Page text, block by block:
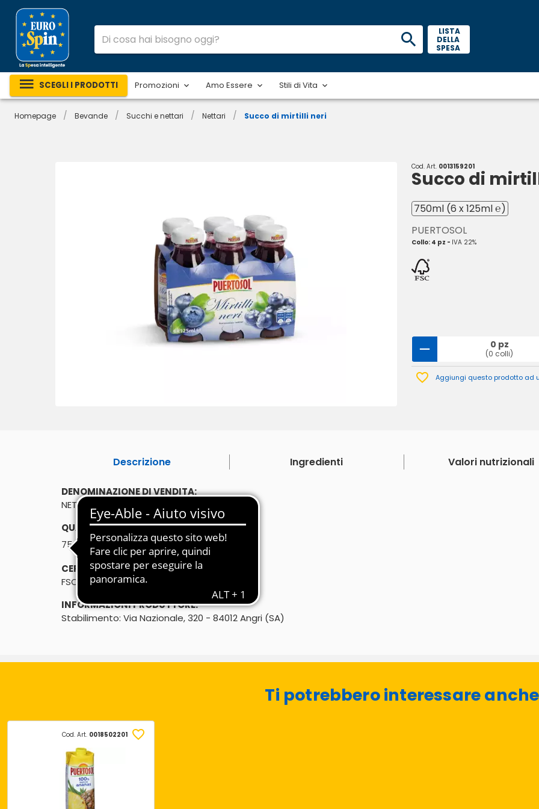
LISTA
DELLA
SPESA
SCEGLI I PRODOTTI Promozioni Amo Essere Stili di Vita
Homepage / Bevande / Succhi e nettari / Nettari / Succo di mirtilli neri
Cod. Art. 0013159201
Succo di
750ml (6 x 125ml ℮)
PUERTOSOL
Collo: 4 pz - IVA 22%
0 pz
(0 colli)
Aggiungi questo prodotto ad
Descrizione Ingredienti Valori nutrizionali
DENOMINAZIONE DI VENDITA:
NETTARE DI MIRTILLO. FRUTTA 40% MINIMO
QUANTITÀ:
750ml (6 x 125ml℮)
CERTIFICAZIONI:
FSC
INFORMAZIONI PRODUTTORE:
Stabilimento: Via Nazionale, 320 - 84012 Angri (SA)
Ti potrebbero interessare
Cod. Art. 0018502201